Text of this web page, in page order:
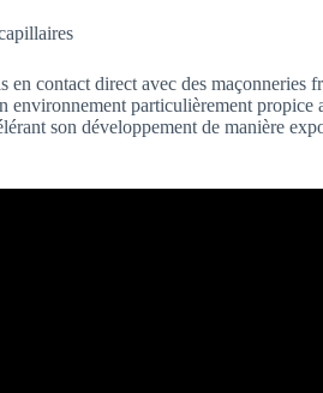
en contact direct avec des
environnement particulièrement
son développement de manière